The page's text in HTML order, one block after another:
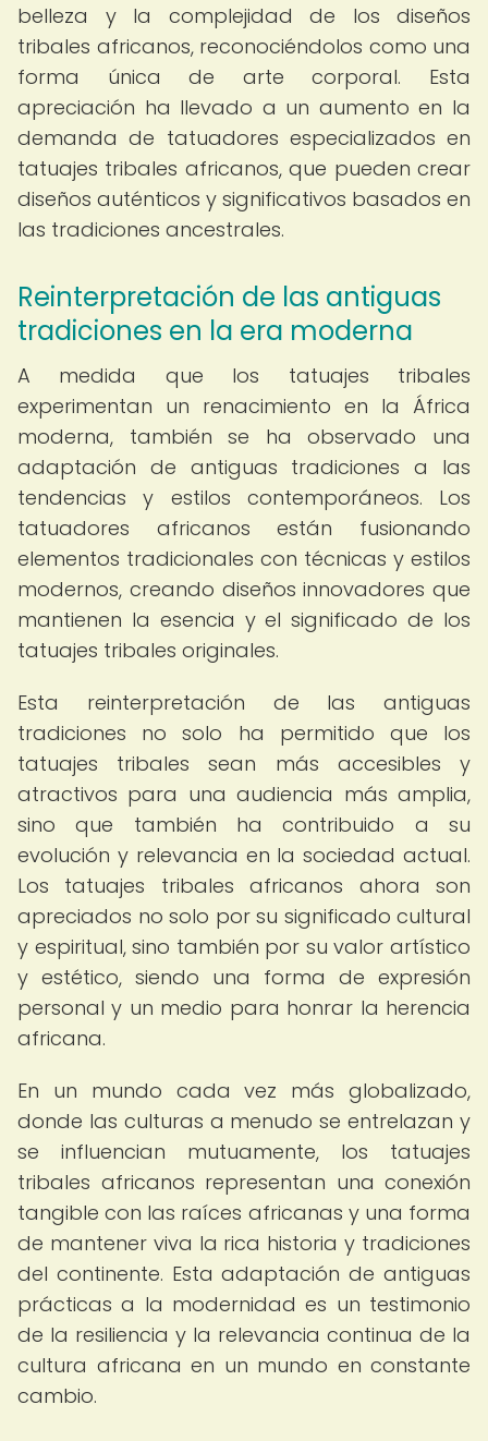
belleza y la complejidad de los diseños
tribales africanos, reconociéndolos como una
forma única de arte corporal. Esta
apreciación ha llevado a un aumento en la
demanda de tatuadores especializados en
tatuajes tribales africanos, que pueden crear
diseños auténticos y significativos basados en
las tradiciones ancestrales.
Reinterpretación de las antiguas
tradiciones en la era moderna
A medida que los tatuajes tribales
experimentan un renacimiento en la África
moderna, también se ha observado una
adaptación de antiguas tradiciones a las
tendencias y estilos contemporáneos. Los
tatuadores africanos están fusionando
elementos tradicionales con técnicas y estilos
modernos, creando diseños innovadores que
mantienen la esencia y el significado de los
tatuajes tribales originales.
Esta reinterpretación de las antiguas
tradiciones no solo ha permitido que los
tatuajes tribales sean más accesibles y
atractivos para una audiencia más amplia,
sino que también ha contribuido a su
evolución y relevancia en la sociedad actual.
Los tatuajes tribales africanos ahora son
apreciados no solo por su significado cultural
y espiritual, sino también por su valor artístico
y estético, siendo una forma de expresión
personal y un medio para honrar la herencia
africana.
En un mundo cada vez más globalizado,
donde las culturas a menudo se entrelazan y
se influencian mutuamente, los tatuajes
tribales africanos representan una conexión
tangible con las raíces africanas y una forma
de mantener viva la rica historia y tradiciones
del continente. Esta adaptación de antiguas
prácticas a la modernidad es un testimonio
de la resiliencia y la relevancia continua de la
cultura africana en un mundo en constante
cambio.